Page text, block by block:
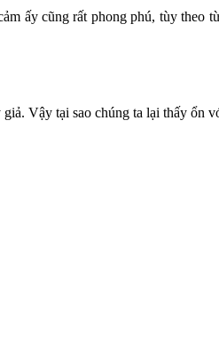
ấy cũng rất phong phú, tùy theo
Vậy tại sao chúng ta lại thấy ổn